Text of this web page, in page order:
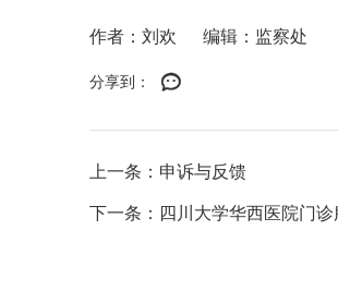
作者：刘欢 编辑：监察处
分享到：
上一条：申诉与反馈
下一条：四川大学华西医院门诊